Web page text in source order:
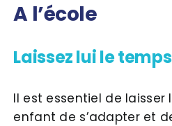
A l’école
Laissez lui le
Il est essentiel de laisser
enfant de s’adapter et